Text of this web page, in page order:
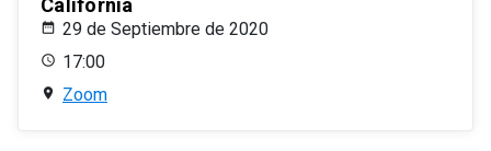
California
29 de Septiembre de 2020
17:00
Zoom